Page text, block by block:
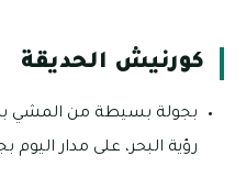
كورنيش الحديقة
بجولة بسيطة من المشي
رؤية البحر، على مدار اليوم